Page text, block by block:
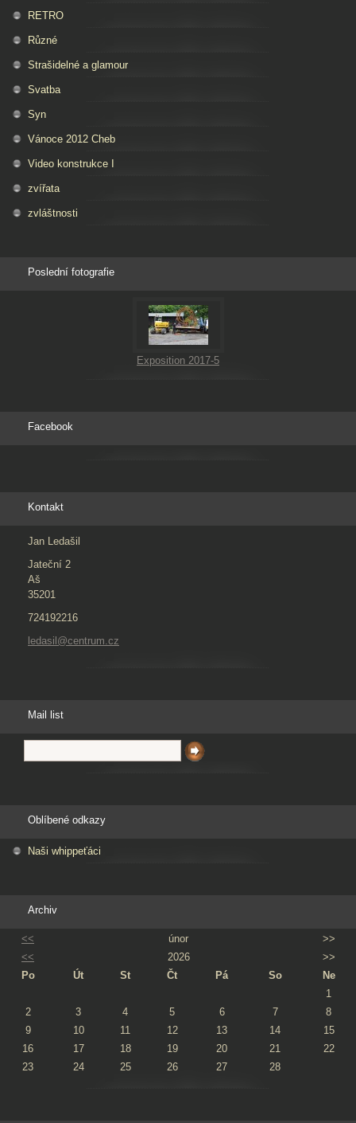
RETRO
Různé
Strašidelné a glamour
Svatba
Syn
Vánoce 2012 Cheb
Video konstrukce I
zvířata
zvláštnosti
Poslední fotografie
Exposition 2017-5
Facebook
Kontakt
Jan Ledašil
Jateční 2
Aš
35201
724192216
ledasil@centrum.cz
Mail list
Oblíbené odkazy
Naši whippeťáci
Archiv
<< únor
>>
<<
2026
>>
Po
Út St Čt Pá So
Ne
1
2
3 4 5 6 7
8
9
10 11 12 13 14
15
16
17 18 19 20 21
22
23
24 25 26 27 28